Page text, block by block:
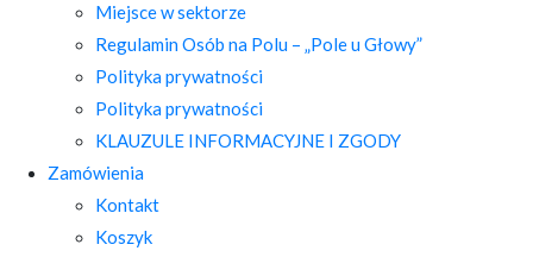
Miejsce w sektorze
Regulamin Osób na Polu – „Pole u Głowy”
Polityka prywatności
Polityka prywatności
KLAUZULE INFORMACYJNE I ZGODY
Zamówienia
Kontakt
Koszyk